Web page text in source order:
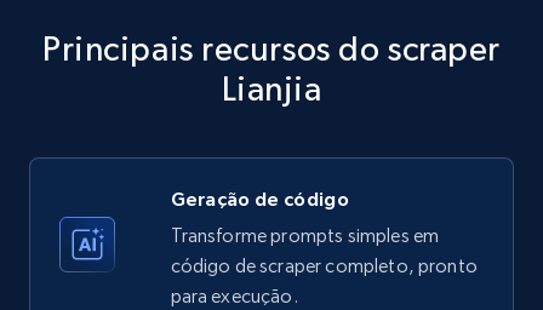
price, Currency, Availability, Reviews count, and
Amazon products - Collects products by
specific keywords
Principais recursos do scraper
Lianjia
Geração de código
Transforme prompts simples em
código de scraper completo, pronto
para execução.